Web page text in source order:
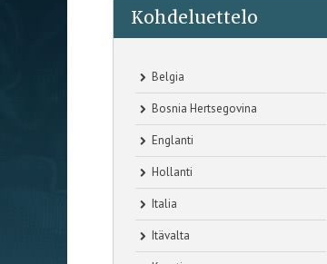
Kohdeluettelo
Belgia
Bosnia Hertsegovina
Englanti
Hollanti
Italia
Itävalta